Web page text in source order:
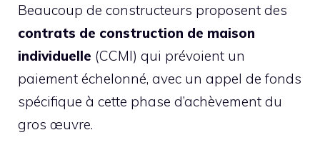
Beaucoup de constructeurs proposent des
contrats de construction de maison
individuelle (CCMI) qui prévoient un
paiement échelonné, avec un appel de fonds
spécifique à cette phase d’achèvement du
gros œuvre.